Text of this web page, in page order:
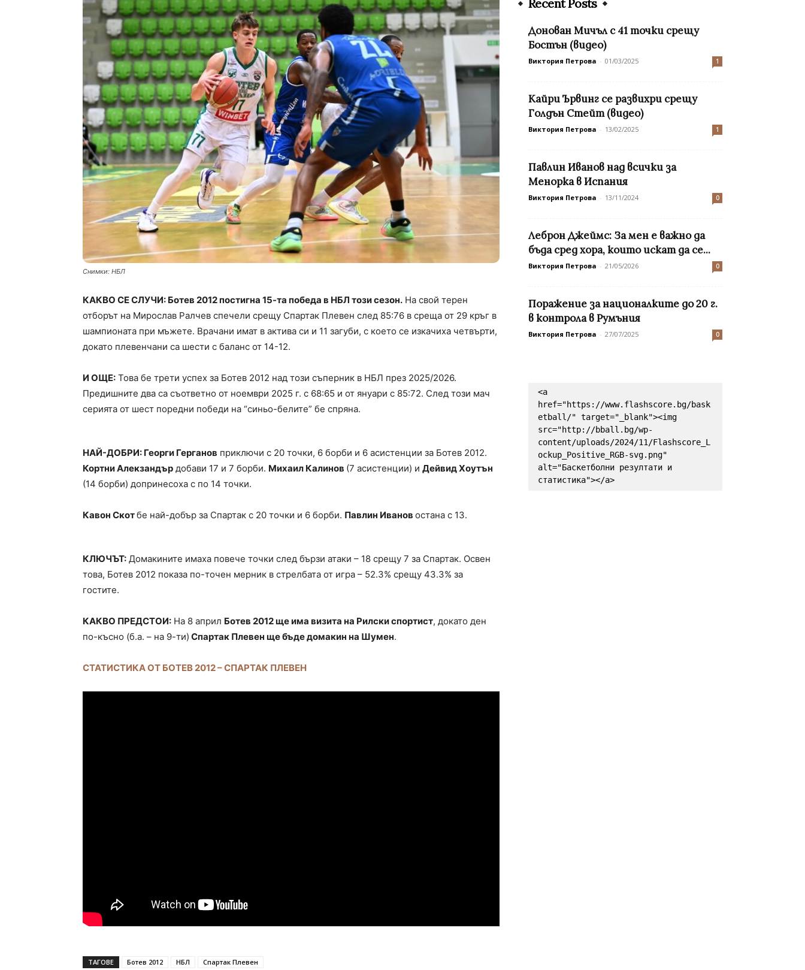
Снимки: НБЛ
КАКВО СЕ СЛУЧИ: Ботев 2012 постигна 15-та победа в НБЛ този сезон. На свой терен
отборът на Мирослав Ралчев спечели срещу Спартак Плевен след 85:76 в среща от 29 кръг в
шампионата при мъжете. Врачани имат в актива си и 11 загуби, с което се изкачиха четвърти,
докато плевенчани са шести с баланс от 14-12.
И ОЩЕ: Това бе трети успех за Ботев 2012 над този съперник в НБЛ през 2025/2026.
Предишните два са съответно от ноември 2025 г. с 68:65 и от януари с 85:72. След този мач
серията от шест поредни победи на “синьо-белите” бе спряна.
НАЙ-ДОБРИ: Георги Герганов приключи с 20 точки, 6 борби и 6 асистенции за Ботев 2012.
Кортни Алекзандър добави 17 и 7 борби. Михаил Калинов (7 асистенции) и Дейвид Хоутън
(14 борби) допринесоха с по 14 точки.
Кавон Скотбе най-добър за Спартак с 20 точки и 6 борби. Павлин Иванов остана с 13.
КЛЮЧЪТ: Домакините имаха повече точки след бързи атаки – 18 срещу 7 за Спартак. Освен
това, Ботев 2012 показа по-точен мерник в стрелбата от игра – 52.3% срещу 43.3% за
гостите.
КАКВО ПРЕДСТОИ: На 8 април Ботев 2012 ще има визита на Рилски спортист, докато ден
по-късно (б.а. – на 9-ти) Спартак Плевен ще бъде домакин на Шумен.
СТАТИСТИКА ОТ БОТЕВ 2012 – СПАРТАК ПЛЕВЕН
ТАГОВЕ Ботев 2012 НБЛ Спартак Плевен
Recent Posts
Донован Мичъл с 41 точки срещу
Бостън (видео)
Виктория Петрова - 01/03/2025 1
Кайри Ървинг се развихри срещу
Голдън Стейт (видео)
Виктория Петрова - 13/02/2025 1
Павлин Иванов над всички за
Менорка в Испания
Виктория Петрова - 13/11/2024 0
Леброн Джеймс: За мен е важно да
бъда сред хора, които искат да се...
Виктория Петрова - 21/05/2026 0
Поражение за националките до 20 г.
в контрола в Румъния
Виктория Петрова - 27/07/2025 0
<a
href="https://www.flashscore.bg/bask
etball/" target="_blank"><img
src="http://bball.bg/wp-
content/uploads/2024/11/Flashscore_L
ockup_Positive_RGB-svg.png"
alt="Баскетболни резултати и
статистика"></a>